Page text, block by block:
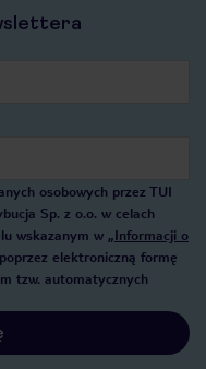
osobowych przez TUI
Sp. z o.o. w celach
wskazanym w „Informacji o
elektroniczną formę
tzw. automatycznych